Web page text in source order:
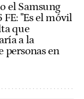
el Samsung
FE: "Es el móvil
que
a la
personas en